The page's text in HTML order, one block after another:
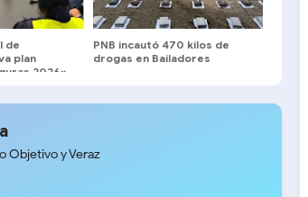
de
plan
2026»
PNB incautó 470 kilos de
drogas en Bailadores
Objetivo y Veraz